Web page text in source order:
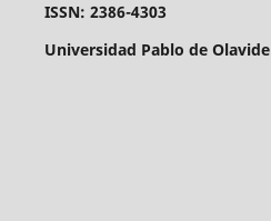
ISSN: 2386-4303
Universidad Pablo de Olavide